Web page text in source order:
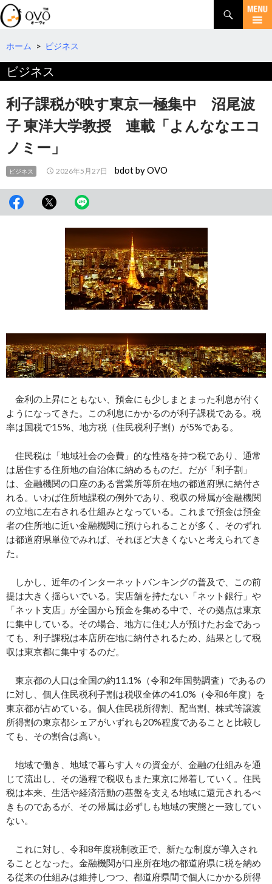
検
索
コ
テ
へ
移
動
ホーム > ビジネス
ビジネス
利子課税が映す東京一極集中 沼尾波
子 東洋大学教授 連載「よんななエコ
ノミー」
ビジネス 2026年5月27日 bdot by OVO
金利の上昇にともない、預金にも少しまとまった利息が付く
ようになってきた。この利息にかかるのが利子課税である。税
率は国税で15%、地方税（住民税利子割）が5%である。
住民税は「地域社会の会費」的な性格を持つ税であり、通常
は居住する住所地の自治体に納めるものだ。だが「利子割」
は、金融機関の口座のある営業所等所在地の都道府県に納付さ
れる。いわば住所地課税の例外であり、税収の帰属が金融機関
の立地に左右される仕組みとなっている。これまで預金は預金
者の住所地に近い金融機関に預けられることが多く、そのずれ
は都道府県単位でみれば、それほど大きくないと考えられてき
た。
しかし、近年のインターネットバンキングの普及で、この前
提は大きく揺らいでいる。実店舗を持たない「ネット銀行」や
「ネット支店」が全国から預金を集める中で、その拠点は東京
に集中している。その場合、地方に住む人が預けたお金であっ
ても、利子課税は本店所在地に納付されるため、結果として税
収は東京都に集中するのだ。
東京都の人口は全国の約11.1%（令和2年国勢調査）であるの
に対し、個人住民税利子割は税収全体の41.0%（令和6年度）を
東京都が占めている。個人住民税所得割、配当割、株式等譲渡
所得割の東京都シェアがいずれも20%程度であることと比較し
ても、その割合は高い。
地域で働き、地域で暮らす人々の資金が、金融の仕組みを通
じて流出し、その過程で税収もまた東京に帰着していく。住民
税は本来、生活や経済活動の基盤を支える地域に還元されるべ
きものであるが、その帰属は必ずしも地域の実態と一致してい
ない。
これに対し、令和8年度税制改正で、新たな制度が導入され
ることとなった。金融機関が口座所在地の都道府県に税を納め
る従来の仕組みは維持しつつ、都道府県間で個人にかかる所得